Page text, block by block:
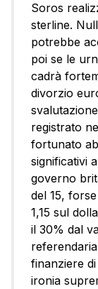
Soros
sterline.
potrebbe
poi se le
cadrà
divorzio
registrato
fortunato
significativi
governo
del 15,
1,15 sul
il 30% dal
finanziere
ironia